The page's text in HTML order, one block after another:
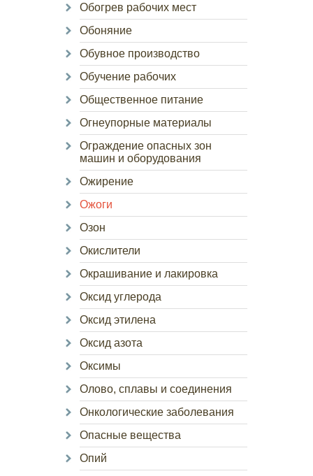
Обогрев рабочих мест
Обоняние
Обувное производство
Обучение рабочих
Общественное питание
Огнеупорные материалы
Ограждение опасных зон
машин и оборудования
Ожирение
Ожоги
Озон
Окислители
Окрашивание и лакировка
Оксид углерода
Оксид этилена
Оксид азота
Оксимы
Олово, сплавы и соединения
Онкологические заболевания
Опасные вещества
Опий